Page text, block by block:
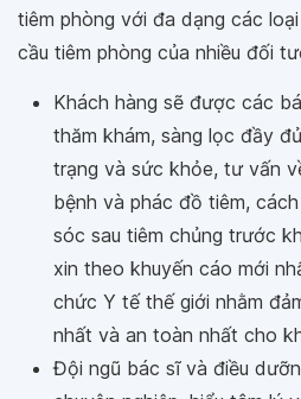
tiêm phòng với đa dạng các
cầu tiêm phòng của nhiều đối
Khách hàng sẽ được các
thăm khám, sàng lọc đầy
trạng và sức khỏe, tư vấn
bệnh và phác đồ tiêm,
sóc sau tiêm chủng trước
xin theo khuyến cáo mới
chức Y tế thế giới nhằm
nhất và an toàn nhất cho
Đội ngũ bác sĩ và điều